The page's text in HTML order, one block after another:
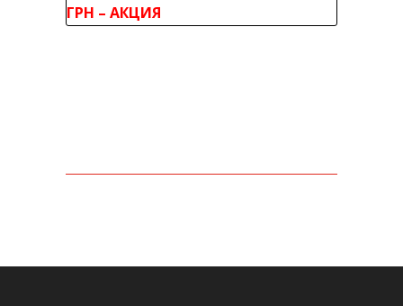
ГРН – АКЦИЯ